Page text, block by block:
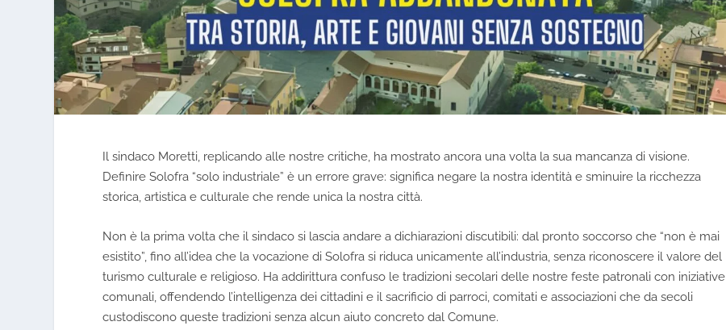
Il sindaco Moretti, replicando alle nostre critiche, ha mostrato ancora una volta la sua mancanza di visione.
Definire Solofra “solo industriale” è un errore grave: significa negare la nostra identità e sminuire la ricchezza
storica, artistica e culturale che rende unica la nostra città.
Non è la prima volta che il sindaco si lascia andare a dichiarazioni discutibili: dal pronto soccorso che “non è mai
esistito”, fino all’idea che la vocazione di Solofra si riduca unicamente all’industria, senza riconoscere il valore del
turismo culturale e religioso. Ha addirittura confuso le tradizioni secolari delle nostre feste patronali con iniziative
comunali, offendendo l’intelligenza dei cittadini e il sacrificio di parroci, comitati e associazioni che da secoli
custodiscono queste tradizioni senza alcun aiuto concreto dal Comune.